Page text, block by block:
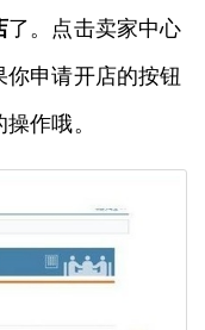
了。点击卖家中心
申请开店的按钮
作哦。